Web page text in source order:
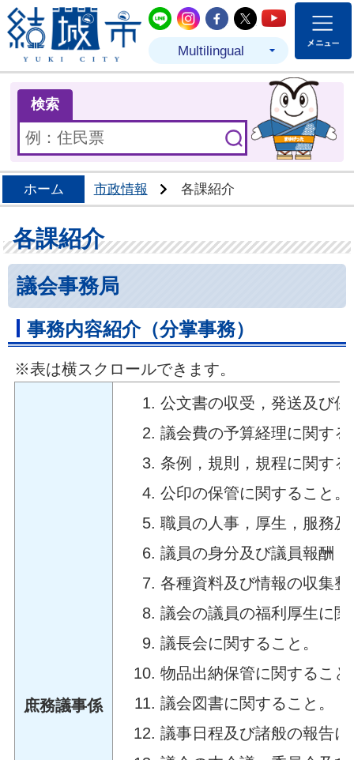
結城市公式LINE
結城市公式Instagram
結城市公式
結城市公式
結城市
Multilingual
検索
ホーム 市政情報 各課紹介
各課紹介
議会事務局
事務内容紹介（分掌事務）
※表は横スクロールできます。
庶務議事係
公文書の収受，発送及び
議会費の予算経理に関す
条例，規則，規程に関す
公印の保管に関すること。
職員の人事，厚生，服務
議員の身分及び議員報酬
各種資料及び情報の収集
議会の議員の福利厚生に
議長会に関すること。
物品出納保管に関すること
議会図書に関すること。
議事日程及び諸般の報告